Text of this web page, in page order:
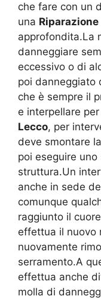
che fare con un
una
approfondita.La
danneggiare
eccessivo o di
poi danneggiato
che è sempre il
e interpellare
Lecco, per
deve smontare
poi eseguire
struttura.Un
anche in sede
comunque
raggiunto il
effettua il nuovo
nuovamente
serramento.A
effettua anche
molla di